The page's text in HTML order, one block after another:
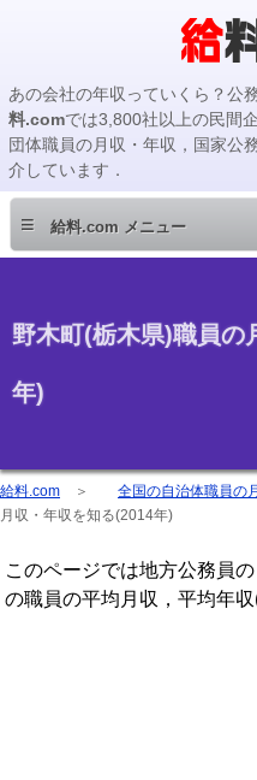
あの会社の年収っていくら？公
料.comでは3,800社以上の民間
団体職員の月収・年収，国家公
介しています．
≡ 給料.com メニュー
野木町(栃木県)職員の
年)
給料.com ＞ 全国の自治体職員の
月収・年収を知る(2014年)
このページでは地方公務員
の職員の平均月収，平均年